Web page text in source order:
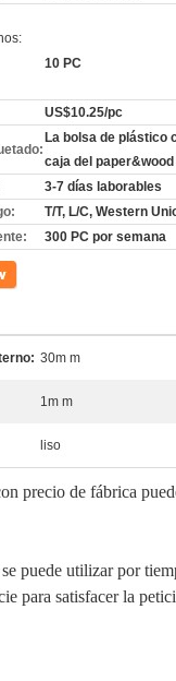
10 PC
US$10.25/pc
La bolsa de plástico
caja del paper&wood
3-7 días laborables
T/T, L/C, Western
300 PC por semana
30m m
1m m
liso
precio de fábrica
puede utilizar por
para satisfacer la